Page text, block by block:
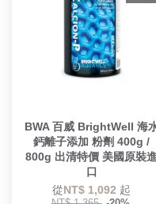
BWA 百威 BrightWell 海
鈣離子添加 粉劑 400g /
800g 出清特價 美國原裝
口
從NT$ 1,092 起